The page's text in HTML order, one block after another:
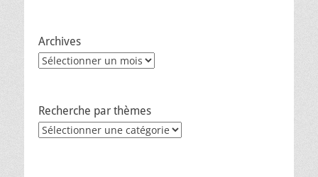
Archives
Archives
Recherche par thèmes
Recherche